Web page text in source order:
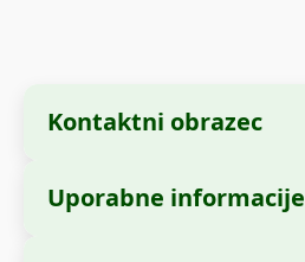
Kontaktni obrazec
Uporabne informacije